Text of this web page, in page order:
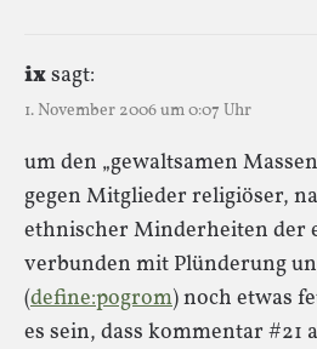
ixsagt:
1. November 2006 um 0:07 Uhr
um den „gewaltsamen
gegen Mitglieder religiöser,
ethnischer Minderheiten der
verbunden mit Plünderung
(define:pogrom) noch etwas
es sein, dass kommentar #21